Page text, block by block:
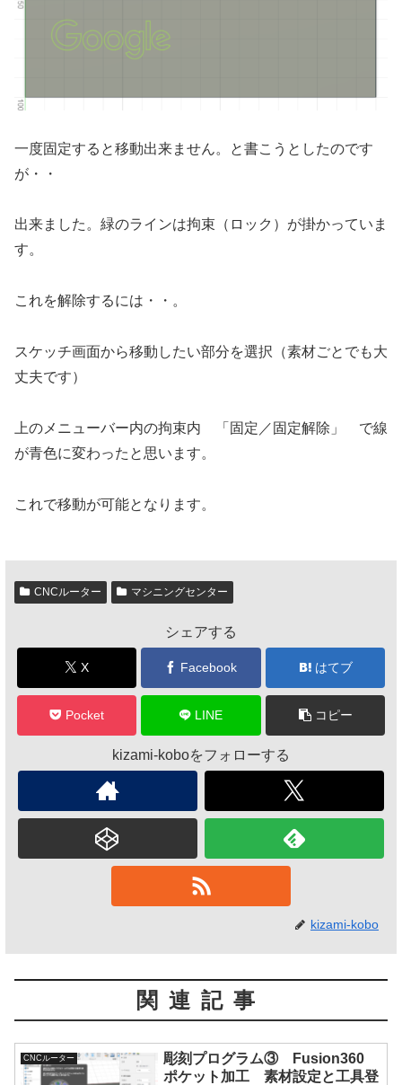
一度固定すると移動出来ません。と書こうとしたのです
が・・
出来ました。緑のラインは拘束（ロック）が掛かっていま
す。
これを解除するには・・。
スケッチ画面から移動したい部分を選択（素材ごとでも大
丈夫です）
上のメニューバー内の拘束内 「固定／固定解除」 で線
が青色に変わったと思います。
これで移動が可能となります。
CNCルーター マシニングセンター
シェアする
X Facebook はてブ
Pocket LINE コピー
kizami-koboをフォローする
kizami-kobo
関連記事
CNCルーター
彫刻プログラム③ Fusion360
ポケット加工 素材設定と工具登